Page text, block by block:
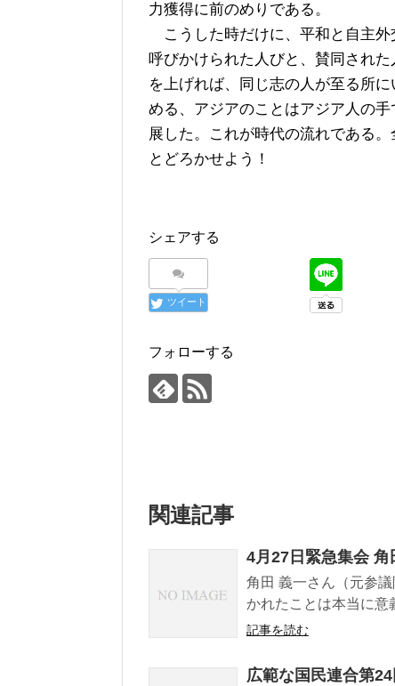
力獲得に前のめりである。
こうした時だけに、平和と自主外
呼びかけられた人びと、賛同され
を上げれば、同じ志の人が至る所
める、アジアのことはアジア人の
展した。これが時代の流れである
とどろかせよう！
シェアする
ツイート
フォローする
関連記事
4月27日緊急集会
角田 義一さん（元参
かれたことは本当に
記事を読む
広範な国民連合第